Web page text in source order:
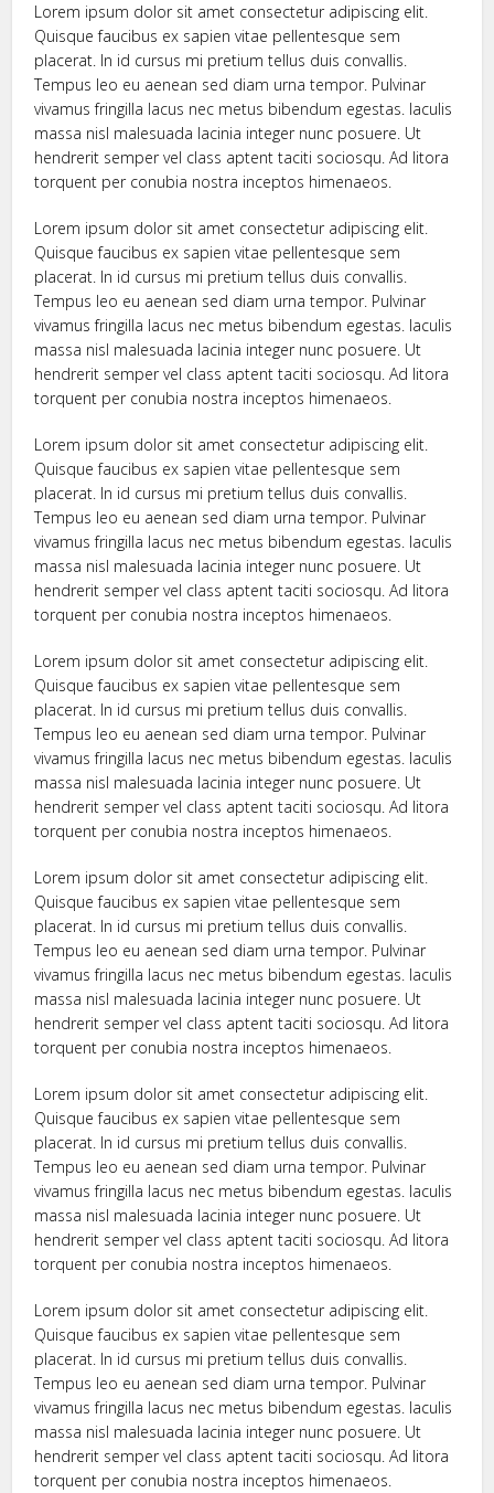
Lorem ipsum dolor sit amet consectetur adipiscing elit.
Quisque faucibus ex sapien vitae pellentesque sem
placerat. In id cursus mi pretium tellus duis convallis.
Tempus leo eu aenean sed diam urna tempor. Pulvinar
vivamus fringilla lacus nec metus bibendum egestas. Iaculis
massa nisl malesuada lacinia integer nunc posuere. Ut
hendrerit semper vel class aptent taciti sociosqu. Ad litora
torquent per conubia nostra inceptos himenaeos.
Lorem ipsum dolor sit amet consectetur adipiscing elit.
Quisque faucibus ex sapien vitae pellentesque sem
placerat. In id cursus mi pretium tellus duis convallis.
Tempus leo eu aenean sed diam urna tempor. Pulvinar
vivamus fringilla lacus nec metus bibendum egestas. Iaculis
massa nisl malesuada lacinia integer nunc posuere. Ut
hendrerit semper vel class aptent taciti sociosqu. Ad litora
torquent per conubia nostra inceptos himenaeos.
Lorem ipsum dolor sit amet consectetur adipiscing elit.
Quisque faucibus ex sapien vitae pellentesque sem
placerat. In id cursus mi pretium tellus duis convallis.
Tempus leo eu aenean sed diam urna tempor. Pulvinar
vivamus fringilla lacus nec metus bibendum egestas. Iaculis
massa nisl malesuada lacinia integer nunc posuere. Ut
hendrerit semper vel class aptent taciti sociosqu. Ad litora
torquent per conubia nostra inceptos himenaeos.
Lorem ipsum dolor sit amet consectetur adipiscing elit.
Quisque faucibus ex sapien vitae pellentesque sem
placerat. In id cursus mi pretium tellus duis convallis.
Tempus leo eu aenean sed diam urna tempor. Pulvinar
vivamus fringilla lacus nec metus bibendum egestas. Iaculis
massa nisl malesuada lacinia integer nunc posuere. Ut
hendrerit semper vel class aptent taciti sociosqu. Ad litora
torquent per conubia nostra inceptos himenaeos.
Lorem ipsum dolor sit amet consectetur adipiscing elit.
Quisque faucibus ex sapien vitae pellentesque sem
placerat. In id cursus mi pretium tellus duis convallis.
Tempus leo eu aenean sed diam urna tempor. Pulvinar
vivamus fringilla lacus nec metus bibendum egestas. Iaculis
massa nisl malesuada lacinia integer nunc posuere. Ut
hendrerit semper vel class aptent taciti sociosqu. Ad litora
torquent per conubia nostra inceptos himenaeos.
Lorem ipsum dolor sit amet consectetur adipiscing elit.
Quisque faucibus ex sapien vitae pellentesque sem
placerat. In id cursus mi pretium tellus duis convallis.
Tempus leo eu aenean sed diam urna tempor. Pulvinar
vivamus fringilla lacus nec metus bibendum egestas. Iaculis
massa nisl malesuada lacinia integer nunc posuere. Ut
hendrerit semper vel class aptent taciti sociosqu. Ad litora
torquent per conubia nostra inceptos himenaeos.
Lorem ipsum dolor sit amet consectetur adipiscing elit.
Quisque faucibus ex sapien vitae pellentesque sem
placerat. In id cursus mi pretium tellus duis convallis.
Tempus leo eu aenean sed diam urna tempor. Pulvinar
vivamus fringilla lacus nec metus bibendum egestas. Iaculis
massa nisl malesuada lacinia integer nunc posuere. Ut
hendrerit semper vel class aptent taciti sociosqu. Ad litora
torquent per conubia nostra inceptos himenaeos.